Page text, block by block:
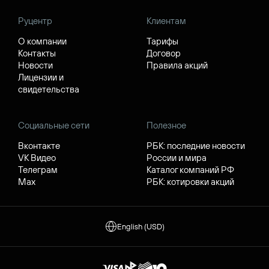
Руцентр
О компании
Контакты
Новости
Лицензии и
свидетельства
Клиентам
Тарифы
Договор
Правила акций
Социальные сети
Вконтакте
VK Видео
Телеграм
Max
Полезное
РБК: последние новости
России и мира
Каталог компаний РФ
РБК: котировки акций
English (USD)